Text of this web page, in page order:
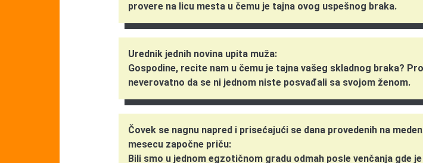
provere na licu mesta u čemu je tajna ovog uspešnog braka.
Urednik jednih novina upita muža:
Gospodine, recite nam u čemu je tajna vašeg skladnog braka?
neverovatno da se ni jednom niste posvađali sa svojom ženom.
Čovek se nagnu napred i prisećajući se dana provedenih na
mesecu započne priču:
Bili smo u jednom egzotičnom gradu odmah posle venčanja gde